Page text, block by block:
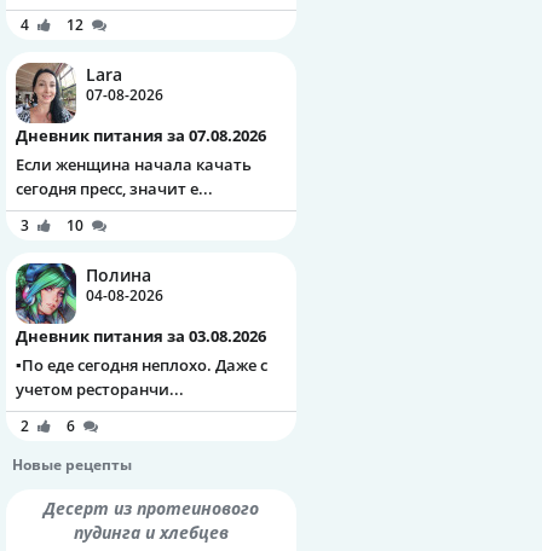
4 12
Lara
07-08-2026
Дневник питания за 07.08.2026
Если женщина начала качать
сегодня пресс, значит е...
3 10
Полина
04-08-2026
Дневник питания за 03.08.2026
▪️По еде сегодня неплохо. Даже с
учетом ресторанчи...
2
6
Новые рецепты
Десерт из протеинового
пудинга и хлебцев